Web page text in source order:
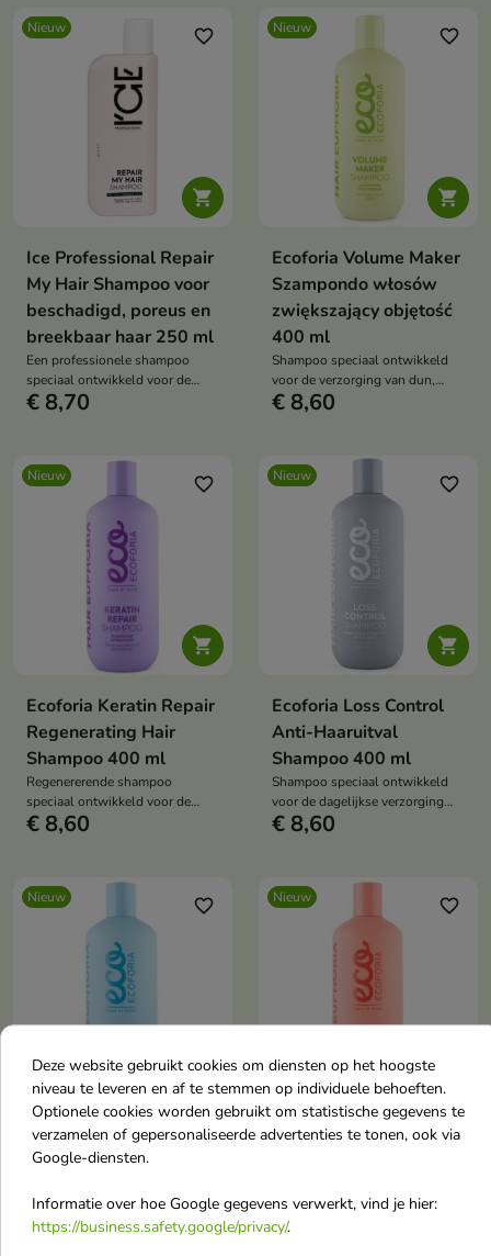
Nieuw

favorite_border
Ice Professional Repair
My Hair Shampoo voor
beschadigd, poreus en
breekbaar haar 250 ml
Een professionele shampoo
speciaal ontwikkeld voor de
verzorging van verzwakt, zeer
€ 8,70
Nieuw

favorite_border
Ecoforia Volume Maker
Szampondo włosów
zwiększający objętość
400 ml
Shampoo speciaal ontwikkeld
voor de verzorging van dun,
kwetsbaar en futloos haar.
€ 8,60
Nieuw

favorite_border
Ecoforia Keratin Repair
Regenerating Hair
Shampoo 400 ml
Regenererende shampoo
speciaal ontwikkeld voor de
verzorging van beschadigd,
€ 8,60
Nieuw

favorite_border
Ecoforia Loss Control
Anti-Haaruitval
Shampoo 400 ml
Shampoo speciaal ontwikkeld
voor de dagelijkse verzorging
van verzwakt haar dat gevoelig
€ 8,60
Nieuw

favorite_border
Ecoforia Aqua Moist
Hydraterende
Hydraterende shampoo speciaal
ontwikkeld voor de dagelijkse
Nieuw favorite_border
Ecoforia Color Protect
Gekleurd Haar 400 ml
Reinigt mild haar en hoofdhuid
Deze website gebruikt cookies om diensten op het hoogste
niveau te leveren en af te stemmen op individuele behoeften.
Optionele cookies worden gebruikt om statistische gegevens te
verzamelen of gepersonaliseerde advertenties te tonen, ook via
Google-diensten.
Informatie over hoe Google gegevens verwerkt, vind je hier:
https://business.safety.google/privacy/.